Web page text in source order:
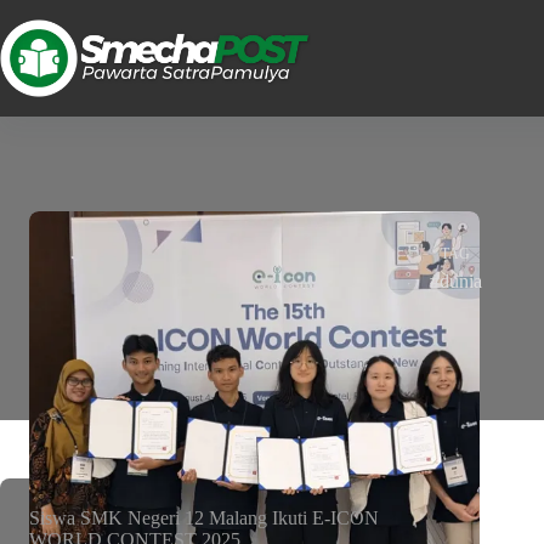
TAG
#dunia
Siswa SMK Negeri 12 Malang Ikuti E-ICON
WORLD CONTEST 2025